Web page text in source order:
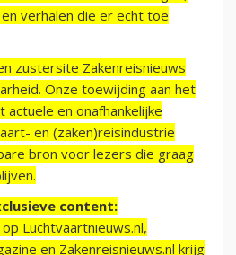
verhalen die er echt toe
zustersite Zakenreisnieuws
Onze toewijding aan het
en onafhankelijke
en (zaken)reisindustrie
bron voor lezers die graag
content:
Luchtvaartnieuws.nl,
en Zakenreisnieuws.nl krijg